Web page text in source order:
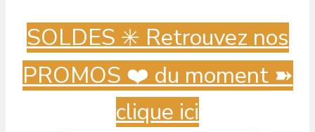
SOLDES ✳️ Retrouvez nos
PROMOS ❤️ du moment ➽
clique ici